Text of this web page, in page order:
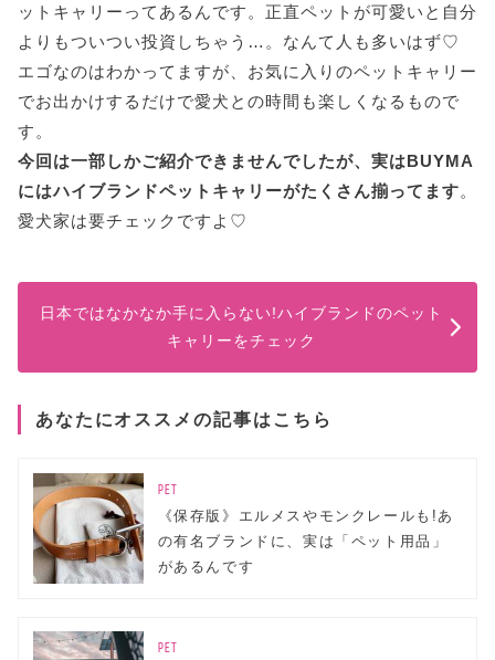
ットキャリーってあるんです。正直ペットが可愛いと自分
よりもついつい投資しちゃう…。なんて人も多いはず♡
エゴなのはわかってますが、お気に入りのペットキャリー
でお出かけするだけで愛犬との時間も楽しくなるもので
す。
今回は一部しかご紹介できませんでしたが、実はBUYMA
にはハイブランドペットキャリーがたくさん揃ってます。
愛犬家は要チェックですよ♡
日本ではなかなか手に入らない!ハイブランドのペット
キャリーをチェック
あなたにオススメの記事はこちら
PET
《保存版》エルメスやモンクレールも!あ
の有名ブランドに、実は「ペット用品」
があるんです
PET